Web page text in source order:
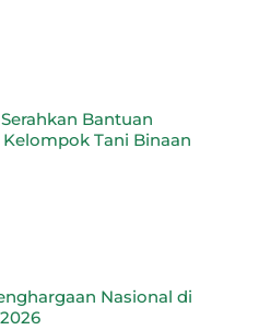
Bantuan
Tani Binaan
Nasional di